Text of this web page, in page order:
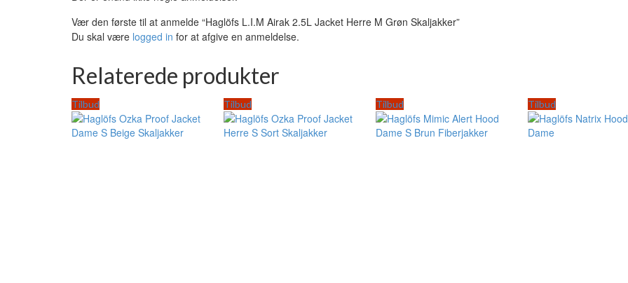
Vær den første til at anmelde “Haglöfs L.I.M Airak 2.5L Jacket Herre M Grøn Skaljakker”
Du skal være logged in for at afgive en anmeldelse.
Relaterede produkter
Tilbud Tilbud Tilbud Tilbud